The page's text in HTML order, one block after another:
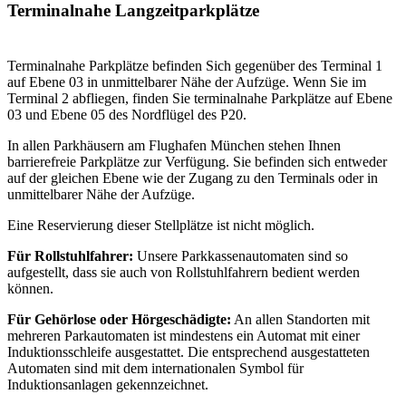
Terminalnahe Langzeitparkplätze
Terminalnahe Parkplätze befinden Sich gegenüber des Terminal 1
auf Ebene 03 in unmittelbarer Nähe der Aufzüge. Wenn Sie im
Terminal 2 abfliegen, finden Sie terminalnahe Parkplätze auf Ebene
03 und Ebene 05 des Nordflügel des P20.
In allen Parkhäusern am Flughafen München stehen Ihnen
barrierefreie Parkplätze zur Verfügung. Sie befinden sich entweder
auf der gleichen Ebene wie der Zugang zu den Terminals oder in
unmittelbarer Nähe der Aufzüge.
Eine Reservierung dieser Stellplätze ist nicht möglich.
Für Rollstuhlfahrer: Unsere Parkkassenautomaten sind so
aufgestellt, dass sie auch von Rollstuhlfahrern bedient werden
können.
Für Gehörlose oder Hörgeschädigte: An allen Standorten mit
mehreren Parkautomaten ist mindestens ein Automat mit einer
Induktionsschleife ausgestattet. Die entsprechend ausgestatteten
Automaten sind mit dem internationalen Symbol für
Induktionsanlagen gekennzeichnet.